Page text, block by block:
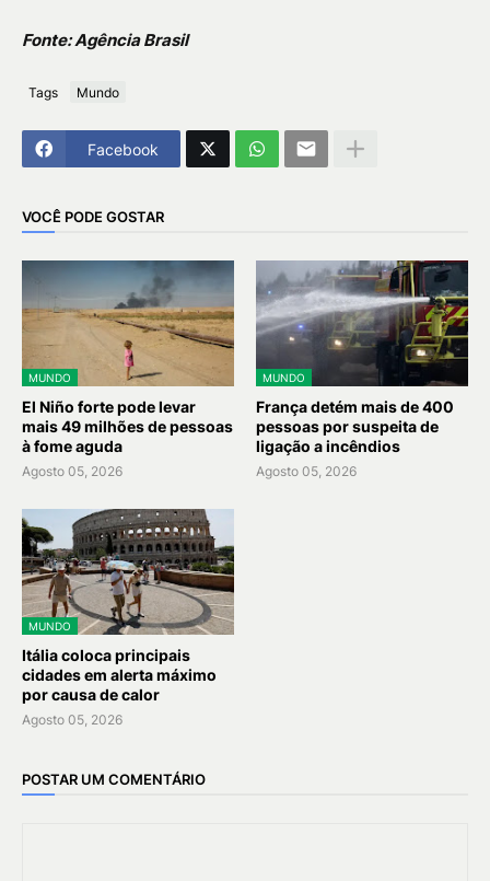
Fonte: Agência Brasil
Tags Mundo
Facebook
VOCÊ PODE GOSTAR
MUNDO
El Niño forte pode levar
mais 49 milhões de pessoas
à fome aguda
Agosto 05, 2026
MUNDO
França detém mais de 400
pessoas por suspeita de
ligação a incêndios
Agosto 05, 2026
MUNDO
Itália coloca principais
cidades em alerta máximo
por causa de calor
Agosto 05, 2026
POSTAR UM COMENTÁRIO